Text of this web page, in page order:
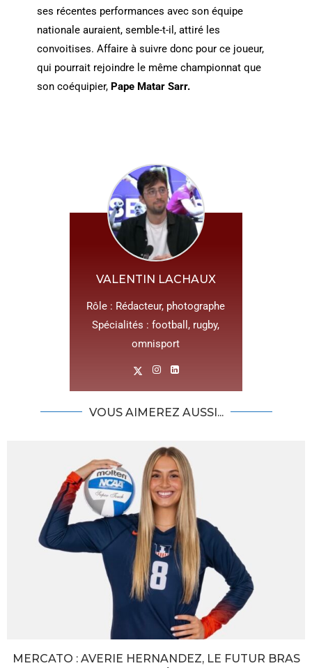
ses récentes performances avec son équipe
nationale auraient, semble-t-il, attiré les
convoitises. Affaire à suivre donc pour ce joueur,
qui pourrait rejoindre le même championnat que
son coéquipier, Pape Matar Sarr.
VALENTIN LACHAUX
Rôle : Rédacteur, photographe
Spécialités : football, rugby,
omnisport
VOUS AIMEREZ AUSSI...
MERCATO : AVERIE HERNANDEZ, LE FUTUR BRAS